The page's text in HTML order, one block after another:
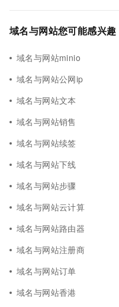
域名与网站您可能感兴趣
域名与网站minio
域名与网站公网ip
域名与网站文本
域名与网站销售
域名与网站续签
域名与网站下线
域名与网站步骤
域名与网站云计算
域名与网站路由器
域名与网站注册商
域名与网站订单
域名与网站香港